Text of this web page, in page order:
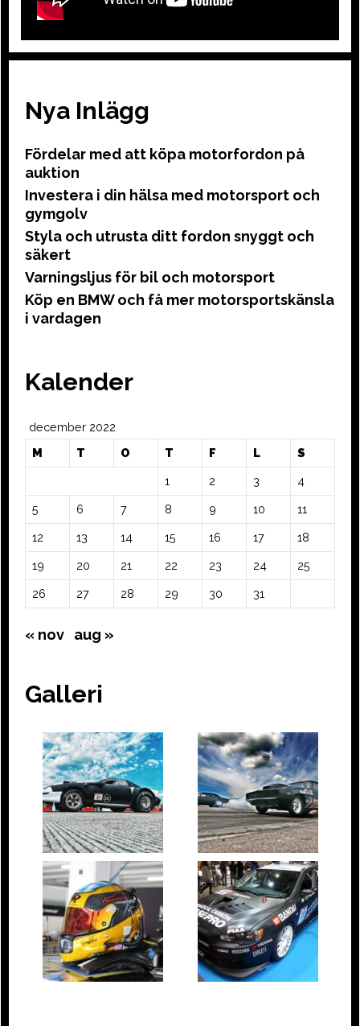
Nya Inlägg
Fördelar med att köpa motorfordon på
auktion
Investera i din hälsa med motorsport och
gymgolv
Styla och utrusta ditt fordon snyggt och
säkert
Varningsljus för bil och motorsport
Köp en BMW och få mer motorsportskänsla
i vardagen
Kalender
december 2022
M
T O T F L S
1 2 3 4
5 6 7 8 9 10 11
12 13 14 15 16 17 18
19 20 21 22 23 24 25
26 27 28 29 30 31
« nov aug »
Galleri